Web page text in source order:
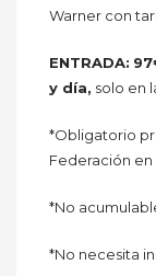
Warner con
ENTRADA:
y día, solo en
*Obligatorio
Federación en
*No
*No necesita